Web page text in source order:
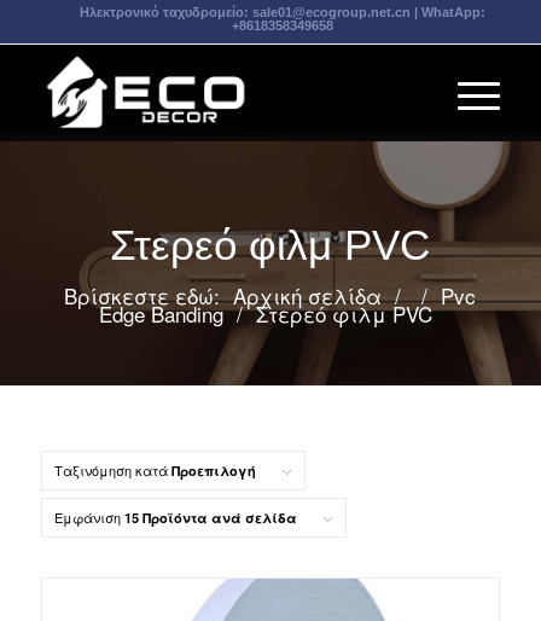
Ηλεκτρονικό ταχυδρομείο: sale01@ecogroup.net.cn | WhatApp:
+8618358349658
Στερεό φιλμ PVC
Βρίσκεστε εδώ: Αρχική σελίδα / / Pvc
Edge Banding / Στερεό φιλμ PVC
Ταξινόμηση κατά Προεπιλογή
Εμφάνιση 15 Προϊόντα ανά σελίδα